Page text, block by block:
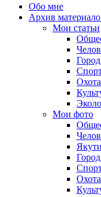
Обо мне
Архив
Мои статьи
Мои фото